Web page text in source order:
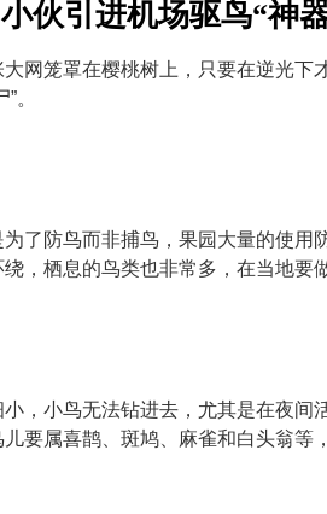
伙引进机场驱鸟“神
网笼罩在樱桃树上，只要在逆光
。
了防鸟而非捕鸟，果园大量的使
，栖息的鸟类也非常多，在当地要
，小鸟无法钻进去，尤其是在夜
要属喜鹊、斑鸠、麻雀和白头翁